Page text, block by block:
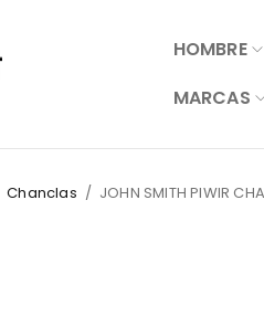
HOMBRE
MARCAS
Chanclas / JOHN SMITH PIWIR